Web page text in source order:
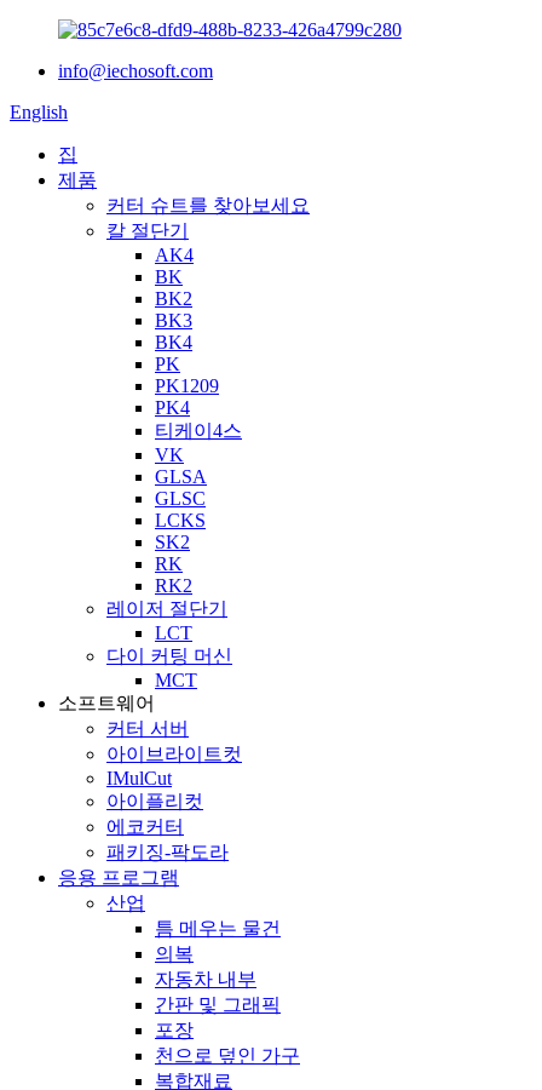
info@iechosoft.com
English
집
제품
커터 슈트를 찾아보세요
칼 절단기
AK4
BK
BK2
BK3
BK4
PK
PK1209
PK4
티케이4스
VK
GLSA
GLSC
LCKS
SK2
RK
RK2
레이저 절단기
LCT
다이 커팅 머신
MCT
소프트웨어
커터 서버
아이브라이트컷
IMulCut
아이플리컷
에코커터
패키징-팍도라
응용 프로그램
산업
틈 메우는 물건
의복
자동차 내부
간판 및 그래픽
포장
천으로 덮인 가구
복합재료